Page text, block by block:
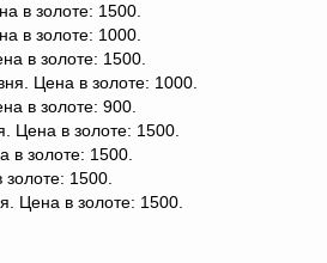
в золоте: 1500.
в золоте: 1000.
в золоте: 1500.
Цена в золоте: 1000.
в золоте: 900.
Цена в золоте: 1500.
в золоте: 1500.
1500.
Цена в золоте: 1500.